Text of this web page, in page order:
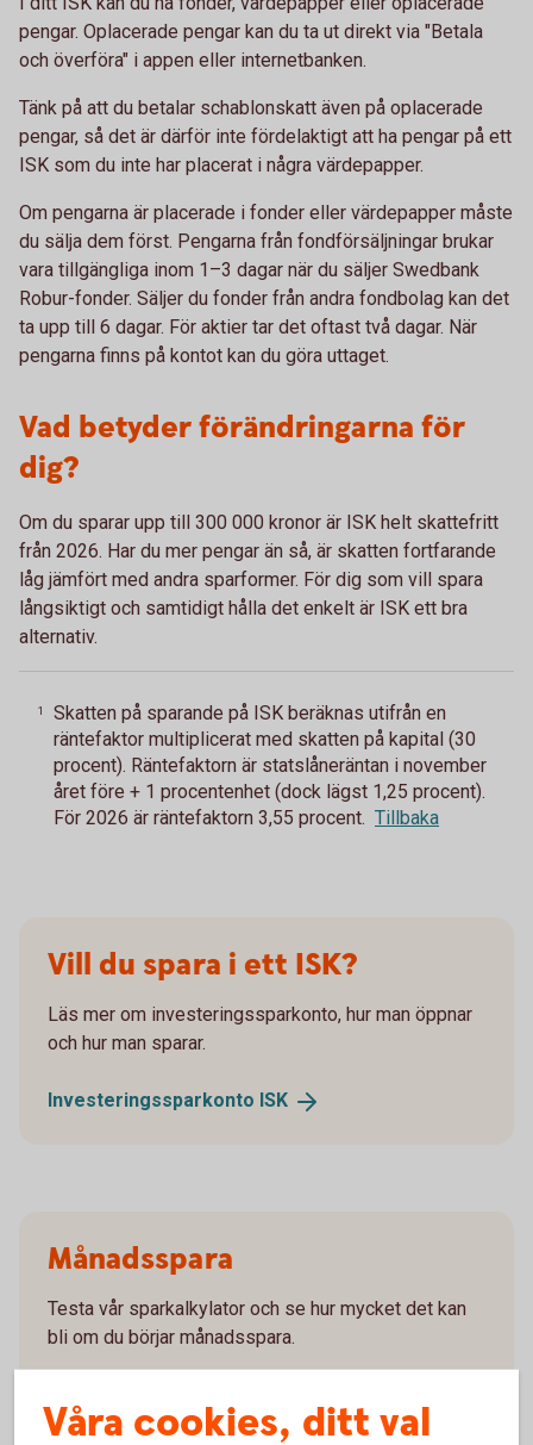
pengar. Oplacerade pengar kan du ta ut direkt via "Betala
och överföra" i appen eller internetbanken.
Tänk på att du betalar schablonskatt även på oplacerade
pengar, så det är därför inte fördelaktigt att ha pengar på ett
ISK som du inte har placerat i några värdepapper.
Om pengarna är placerade i fonder eller värdepapper måste
du sälja dem först. Pengarna från fondförsäljningar brukar
vara tillgängliga inom 1–3 dagar när du säljer Swedbank
Robur-fonder. Säljer du fonder från andra fondbolag kan det
ta upp till 6 dagar. För aktier tar det oftast två dagar. När
pengarna finns på kontot kan du göra uttaget.
Vad betyder förändringarna för
dig?
Om du sparar upp till 300 000 kronor är ISK helt skattefritt
från 2026. Har du mer pengar än så, är skatten fortfarande
låg jämfört med andra sparformer. För dig som vill spara
långsiktigt och samtidigt hålla det enkelt är ISK ett bra
alternativ.
1
Skatten på sparande på ISK beräknas utifrån en
räntefaktor multiplicerat med skatten på kapital (30
procent). Räntefaktorn är statslåneräntan i november
året före + 1 procentenhet (dock lägst 1,25 procent).
För 2026 är räntefaktorn 3,55 procent. Tillbaka
Vill du spara i ett ISK?
Läs mer om investeringssparkonto, hur man öppnar
och hur man sparar.
Investeringssparkonto ISK
Månadsspara
Testa vår sparkalkylator och se hur mycket det kan
bli om du börjar månadsspara.
Våra cookies, ditt val